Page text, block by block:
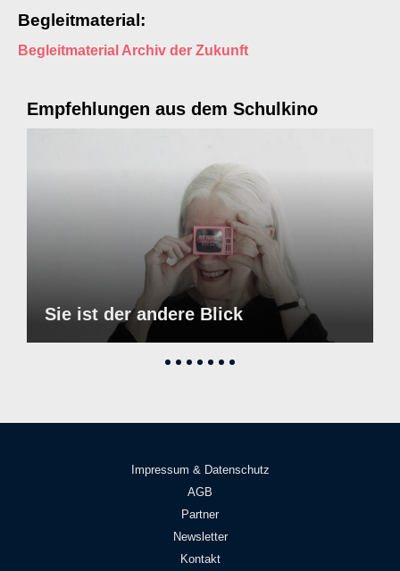
Begleitmaterial:
Begleitmaterial Archiv der Zukunft
Empfehlungen aus dem Schulkino
Sie ist der andere Blick
Impressum & Datenschutz
AGB
Partner
Newsletter
Kontakt